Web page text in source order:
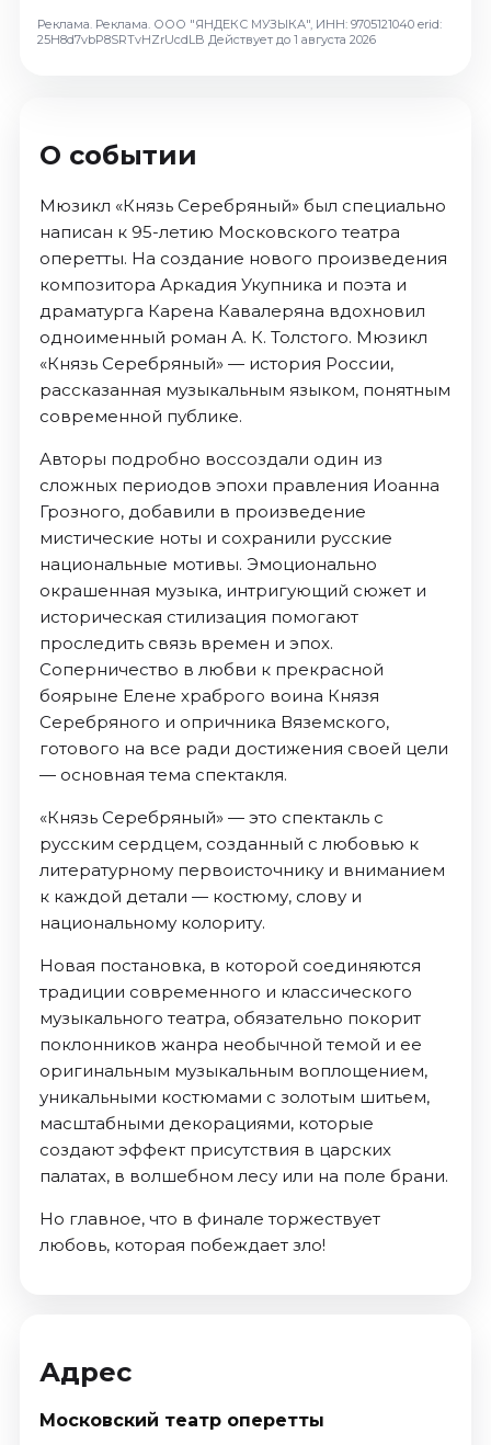
Спорт
События
Август 2026
Сентябрь 2026
Октябрь 2026
Ноябрь 2026
Декабрь 2026
Январь 2027
Площадки
Реклама. Реклама. ООО "ЯНДЕКС МУЗЫКА", ИНН: 9705121040 erid:
25H8d7vbP8SRTvHZrUcdLB Действует до 1 августа 2026
О событии
Мюзикл «Князь Серебряный» был специально
написан к 95-летию Московского театра
оперетты. На создание нового произведения
композитора Аркадия Укупника и поэта и
драматурга Карена Кавалеряна вдохновил
одноименный роман А. К. Толстого. Мюзикл
«Князь Серебряный» — история России,
рассказанная музыкальным языком, понятным
современной публике.
Авторы подробно воссоздали один из
сложных периодов эпохи правления Иоанна
Грозного, добавили в произведение
мистические ноты и сохранили русские
национальные мотивы. Эмоционально
окрашенная музыка, интригующий сюжет и
историческая стилизация помогают
проследить связь времен и эпох.
Соперничество в любви к прекрасной
боярыне Елене храброго воина Князя
Серебряного и опричника Вяземского,
готового на все ради достижения своей цели
— основная тема спектакля.
«Князь Серебряный» — это спектакль с
русским сердцем, созданный с любовью к
литературному первоисточнику и вниманием
к каждой детали — костюму, слову и
национальному колориту.
Новая постановка, в которой соединяются
традиции современного и классического
музыкального театра, обязательно покорит
поклонников жанра необычной темой и ее
оригинальным музыкальным воплощением,
уникальными костюмами с золотым шитьем,
масштабными декорациями, которые
создают эффект присутствия в царских
палатах, в волшебном лесу или на поле брани.
Но главное, что в финале торжествует
любовь, которая побеждает зло!
Адрес
Московский театр оперетты